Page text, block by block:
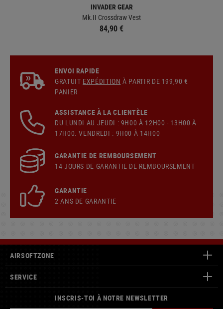
INVADER GEAR
Mk.II Crossdraw Vest
84,90 €
ENVOI RAPIDE
GRATUIT EXPÉDITION À PARTIR DE 199,90 €
PANIER
ASSISTANCE À LA CLIENTÈLE
DU LUNDI AU JEUDI : 9H00 À 12H00 - 13H00 À
17H00. VENDREDI : 9H00 À 14H00
GARANTIE DE REMBOURSEMENT
14 JOURS DE GARANTIE DE REMBOURSEMENT
GARANTIE
2 ANS DE GARANTIE
AIRSOFTZONE
SERVICE
INSCRIS-TOI À NOTRE NEWSLETTER